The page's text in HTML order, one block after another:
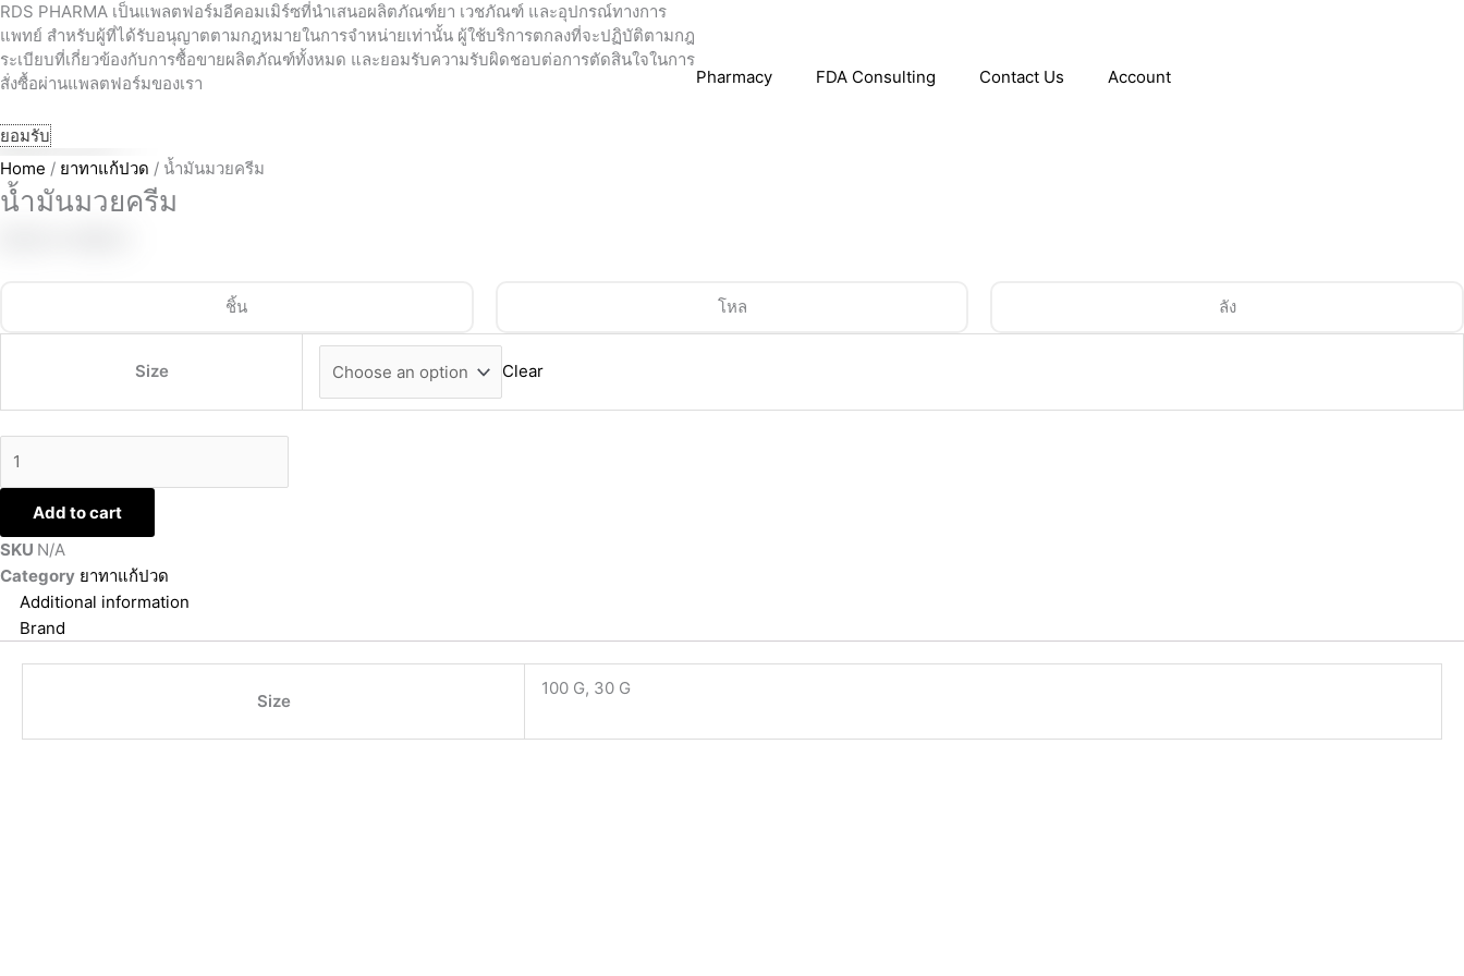
Skip
to
content
฿0.00 0
Cart
Retail Pharmacy FDA Consulting Contact Us
Account
Home / ยาทาแก้ปวด / น้ำมันมวยครีม
น้ำมันมวยครีม
ชิ้น โหล ลัง
Size Clear
น้ำมัน
มวย
ครีม
quantity
Add to cart
SKU N/A
Category ยาทาแก้ปวด
Additional information
Brand
Size
100 G, 30 G
RDS PHARMA เป็นแพลตฟอร์มอีคอมเมิร์ซที่นำเสนอผลิตภัณฑ์ยา เวชภัณฑ์ และอุปกรณ์ทางการ
แพทย์ สำหรับผู้ที่ได้รับอนุญาตตามกฎหมายในการจำหน่ายเท่านั้น ผู้ใช้บริการตกลงที่จะปฏิบัติตามกฎ
ระเบียบที่เกี่ยวข้องกับการซื้อขายผลิตภัณฑ์ทั้งหมด และยอมรับความรับผิดชอบต่อการตัดสินใจในการ
สั่งซื้อผ่านแพลตฟอร์มของเรา
ยอมรับ